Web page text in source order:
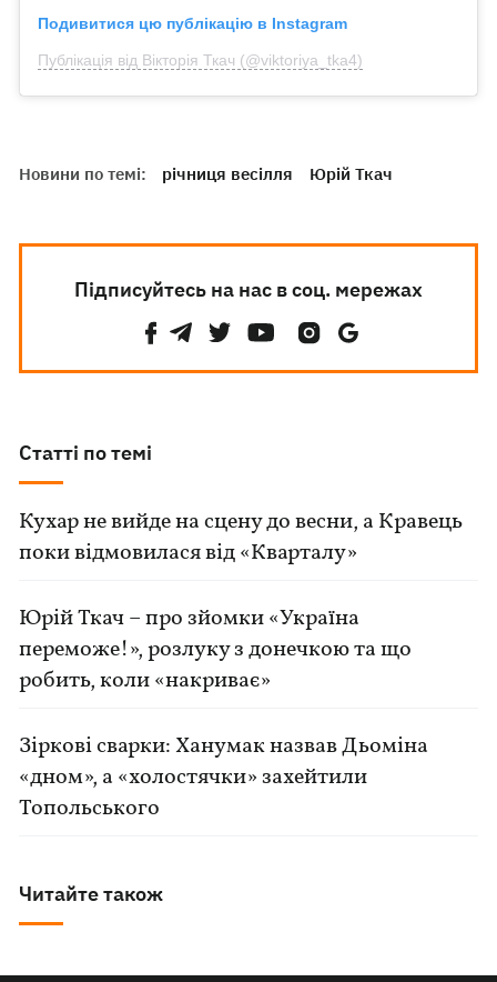
Подивитися цю публікацію в Instagram
Публікація від Вікторія Ткач (@viktoriya_tka4)
Новини по темі: річниця весілля Юрій Ткач
Підписуйтесь на нас в соц. мережах
Статті по темі
Кухар не вийде на сцену до весни, а Кравець
поки відмовилася від «Кварталу»
Юрій Ткач – про зйомки «Україна
переможе!», розлуку з донечкою та що
робить, коли «накриває»
Зіркові сварки: Ханумак назвав Дьоміна
«дном», а «холостячки» захейтили
Топольського
Читайте також